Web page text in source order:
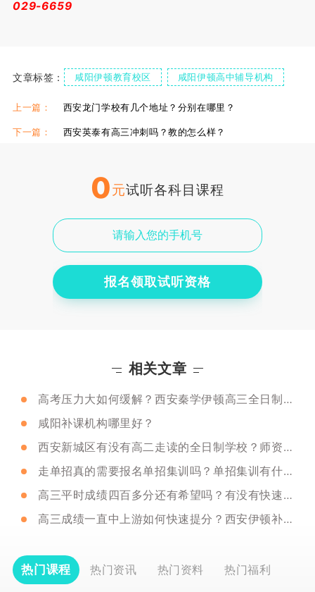
029-6659
文章标签： 咸阳伊顿教育校区 咸阳伊顿高中辅导机构
上一篇： 西安龙门学校有几个地址？分别在哪里？
下一篇： 西安英泰有高三冲刺吗？教的怎么样？
0元试听各科目课程
报名领取试听资格
相关文章
高考压力大如何缓解？西安秦学伊顿高三全日制补习课程怎么样？
咸阳补课机构哪里好？
西安新城区有没有高二走读的全日制学校？师资怎么样？
走单招真的需要报名单招集训吗？单招集训有什么好处？
高三平时成绩四百多分还有希望吗？有没有快速提高成绩的班型？
高三成绩一直中上游如何快速提分？西安伊顿补习学校一对一可以吗
热门课程 热门资讯 热门资料 热门福利